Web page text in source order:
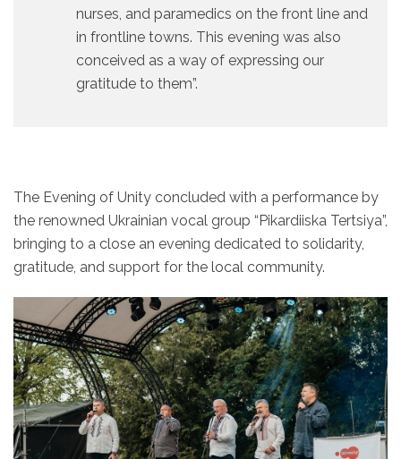
nurses, and paramedics on the front line and
in frontline towns. This evening was also
conceived as a way of expressing our
gratitude to them”.
The Evening of Unity concluded with a performance by
the renowned Ukrainian vocal group “Pikardiiska Tertsiya”,
bringing to a close an evening dedicated to solidarity,
gratitude, and support for the local community.